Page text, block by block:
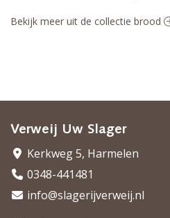
Bekijk meer uit de collectie brood
Verweij Uw Slager
Kerkweg 5, Harmelen
0348-441481
info@slagerijverweij.nl